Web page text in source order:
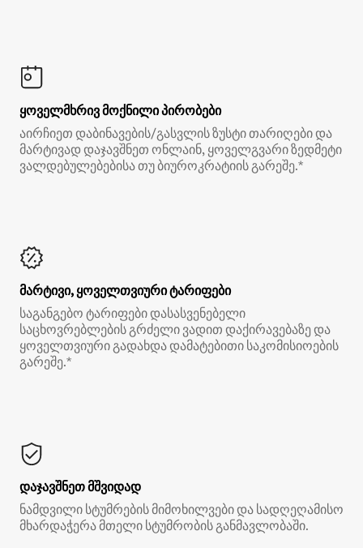
ყოველმხრივ მოქნილი პირობები
აირჩიეთ დაბინავების/გასვლის ზუსტი თარიღები და
მარტივად დაჯავშნეთ ონლაინ, ყოველგვარი ზედმეტი
ვალდებულებებისა თუ ბიუროკრატიის გარეშე.*
მარტივი, ყოველთვიური ტარიფები
საგანგებო ტარიფები დასასვენებელი
საცხოვრებლების გრძელი ვადით დაქირავებაზე და
ყოველთვიური გადახდა დამატებითი საკომისიოების
გარეშე.*
დაჯავშნეთ მშვიდად
ნამდვილი სტუმრების მიმოხილვები და სადღეღამისო
მხარდაჭერა მთელი სტუმრობის განმავლობაში.